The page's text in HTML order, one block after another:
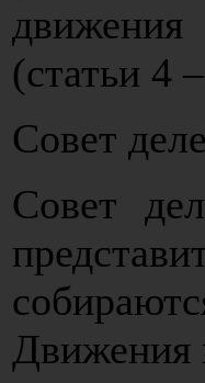
(статьи 4
Совет
Совет
Движения